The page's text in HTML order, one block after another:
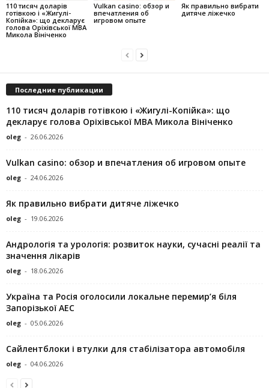
110 тисяч доларів
готівкою і «Жигулі-
Копійка»: що декларує
голова Оріхівської МВА
Микола Вініченко
Vulkan casino: обзор и
впечатления об
игровом опыте
Як правильно вибрати
дитяче ліжечко
Последние публикации
110 тисяч доларів готівкою і «Жигулі-Копійка»: що
декларує голова Оріхівської МВА Микола Вініченко
oleg - 26.06.2026
Vulkan casino: обзор и впечатления об игровом опыте
oleg - 24.06.2026
Як правильно вибрати дитяче ліжечко
oleg - 19.06.2026
Андрологія та урологія: розвиток науки, сучасні реалії та
значення лікарів
oleg - 18.06.2026
Україна та Росія оголосили локальне перемир’я біля
Запорізької АЕС
oleg - 05.06.2026
Сайлентблоки і втулки для стабілізатора автомобіля
oleg - 04.06.2026